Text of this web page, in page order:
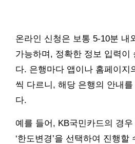
온라인 신청은 보통 5-10분 내
가능하며, 정확한 정보 입력이
다. 은행마다 앱이나 홈페이지
씩 다르니, 해당 은행의 안내
다.
예를 들어, KB국민카드의 경우
‘한도변경’을 선택하여 진행